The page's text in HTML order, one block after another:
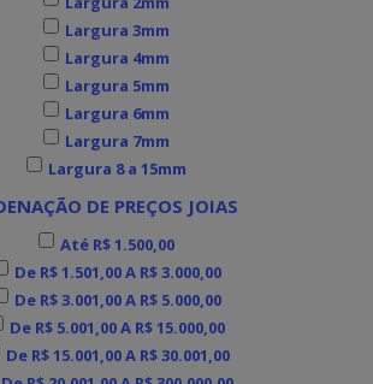
Largura 3mm
Largura 4mm
Largura 5mm
Largura 6mm
Largura 7mm
Largura 8 a 15mm
DE PREÇOS JOIAS
Até R$ 1.500,00
De R$ 1.501,00 A R$ 3.000,00
De R$ 3.001,00 A R$ 5.000,00
De R$ 5.001,00 A R$ 15.000,00
De R$ 15.001,00 A R$ 30.001,00